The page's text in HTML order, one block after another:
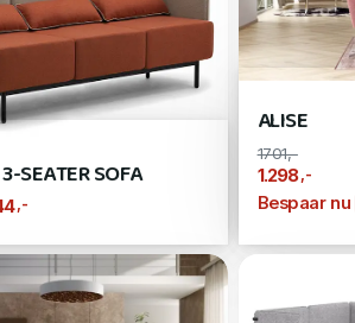
SEATER SOFA
,-
ALISE
1701,-
1.298 ,-
Bespaar nu